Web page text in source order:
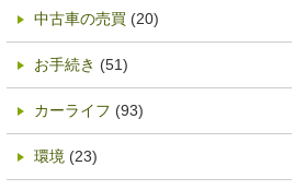
中古車の売買 (20)
お手続き (51)
カーライフ (93)
環境 (23)